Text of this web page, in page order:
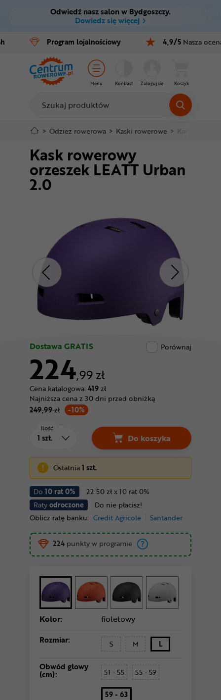
Ctrl M
Menu główne
Informacje o produkcie
Do koszyka
Szczegółowe informacje
Stopka
Odwiedź nasz salon w Bydgoszczy.
Dowiedz się więcej
Program lojalnościowy 4,9/5 Nasza
Menu Kontrast Zaloguj się Koszyk
Rowery
E-bike
Części
Akcesoria
Odzież
Kaski
Buty
Nowości
Superoferta
> Odzież rowerowa > Kaski rowerowe > Kaski BMX i
Kask rowerowy
orzeszek LEATT Urban
2.0
Dostawa GRATIS Porównaj
224,99 zł
Cena katalogowa: 419zł
-10%
Najniższa cena z 30 dni przed obniżką
249,99zł
Do 10 rat 0%
22.50 zł x 10 rat 0%
Ratyodroczone
Do nie płacisz!
Oblicz ratę banku: Credit Agricole Santander
Ilość
Do koszyka
Ostatnia1 szt.
224 punkty w programie
Kolor: fioletowy
Rozmiar: S M L
Obwód głowy
(cm): 51 - 55 55 - 59
59 - 63